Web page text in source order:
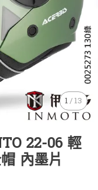
1/13
22-06 輕
內墨片